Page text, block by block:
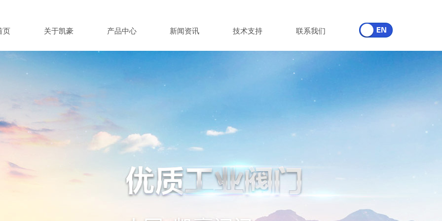
页 关于凯豪 产品中心 新闻资讯 技术支持 联系我们